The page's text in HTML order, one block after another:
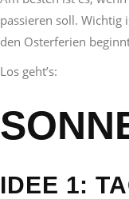
passieren soll. Wichtig
den Osterferien
Los geht’s:
IDEE 1: